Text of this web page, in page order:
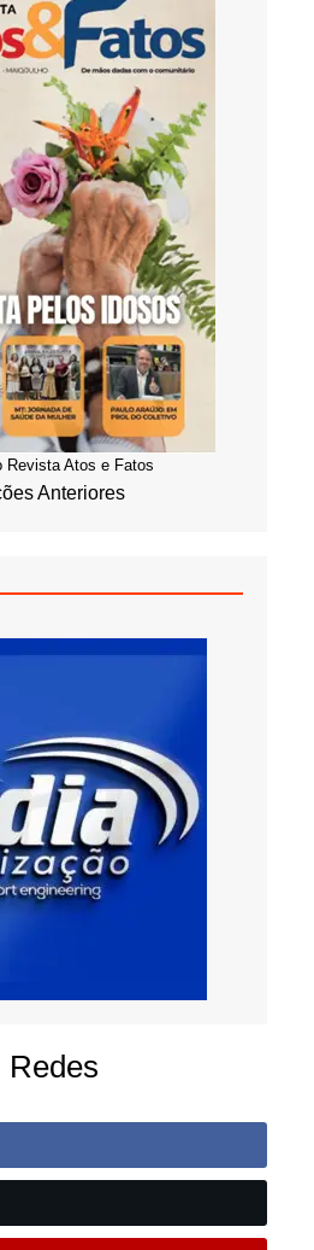
Revista Atos e Fatos
Anteriores
Redes